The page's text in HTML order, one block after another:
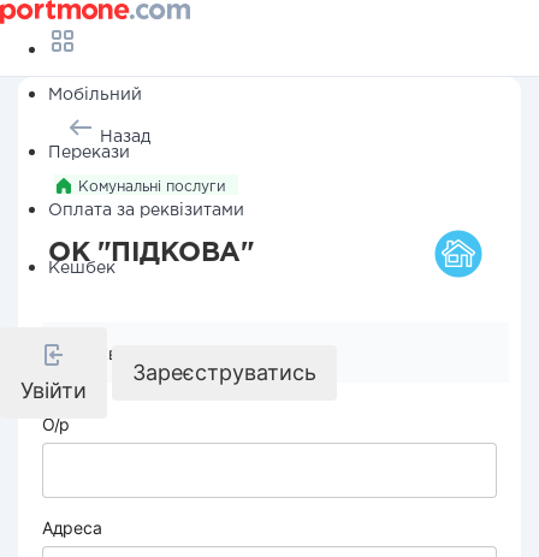
Мобільний
Перекази
Оплата за реквізитами
Кешбек
Увійти
Зареєструватись
Назад
Комунальні послуги
ОК "ПІДКОВА"
Реквізити компанії
О/р
Адреса